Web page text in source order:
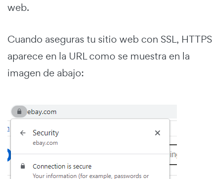
web.
Cuando aseguras tu sitio web con SSL, HTTPS
aparece en la URL como se muestra en la
imagen de abajo: